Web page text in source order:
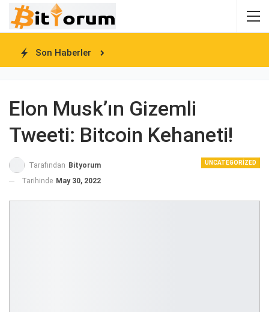
Son Haberler
Elon Musk’ın Gizemli
Tweeti: Bitcoin Kehaneti!
UNCATEGORIZED
Tarafından Bityorum
Tarihinde May 30, 2022